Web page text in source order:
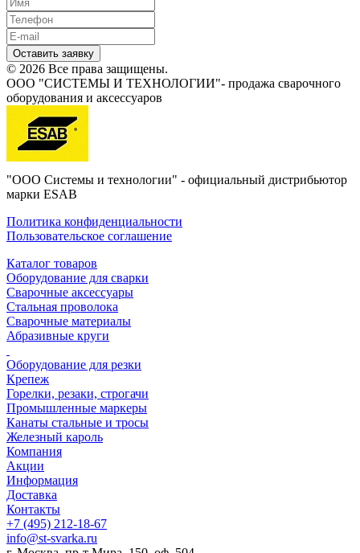
Оставить заявку
© 2026 Все права защищены.
ООО "СИСТЕМЫ И ТЕХНОЛОГИИ"- продажа сварочного
оборудования и аксессуаров
"ООО Системы и технологии" - официальный дистрибьютор
марки ESAB
Политика конфиденциальности
Пользовательское соглашение
Каталог товаров
Оборудование для сварки
Сварочные аксессуары
Стальная проволока
Сварочные материалы
Абразивные круги
Оборудование для резки
Крепеж
Горелки, резаки, строгачи
Промышленные маркеры
Канаты стальные и тросы
Железный кароль
Компания
Акции
Информация
Доставка
Контакты
+7 (495) 212-18-67
info@st-svarka.ru